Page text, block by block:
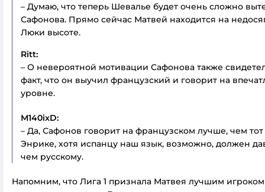
– Думаю, что теперь Шевалье будет очень сложно
Сафонова. Прямо сейчас Матвей находится на
Люки высоте.
Ritt:
– О невероятной мотивации Сафонова также
факт, что он выучил французский и говорит на
уровне.
М140ixD:
– Да, Сафонов говорит на французском лучше, чем
Энрике, хотя испанцу наш язык, возможно, должен
чем русскому.
Напомним, что Лига 1 признала Матвея лучшим